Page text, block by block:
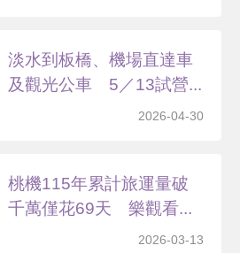
淡水到板橋、機場直達車
及觀光公車 5／13試營...
2026-04-30
桃機115年累計旅運量破
千萬僅花69天 樂觀看...
2026-03-13